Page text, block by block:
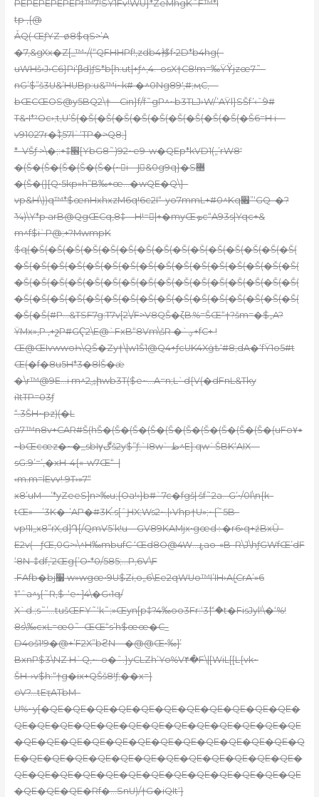
PEPEPEPEPEPf™7!SY1Fv!WU}*ZeMhgK˜F™*l
tp ‚{@
ǠQ( ŒƒYZ-ø8$qS>’A
�7,&gXx�Z[_™•/(“QFHHPf!‚zdb4袳f•2D*b4hg(–
uWHš‹J›C6}Pi‘βd)ƒS*b[h:ut|+ƒ^‚4.–osX†C8!m=‰ŸΫjzœ7˜–
nG’$”š3U&’HUBp:u&™i~k# �^0Ng89′,#;ӎC,—
bŒCŒOS@y5BQ2\†—Cin}f/f˜gP^~b3TLJ›W/’AŸl}SŠf’‹ˆۡ9#
T&•I*ˀOc›;t‚U’Š(�Š(�Š(�Š(�Š(�Š(�Š(�Š(�Š(�Š(�Š6=H i—
v91027r�ۢ‡֥57l`‘TP�>Q8;]
*–VŠƒ >\�;:+‡׮[YbG8˜)92~e9-w�QEp*kVD1(„’rW8′
�(Š�(Š�(Š�(Š�(Š�(~i—Jُ&0g9q}�S޺
�(Š�(}[Q•5kp»h”B‰+œ…�wQE�Q\}–
vp&H\))q™*$œnHxhxzM6q!6c2I“-yo7mmL+#0^Kq׏”‘GQ–�?
¾)\Y*p arB@QgŒCq‚8‡—H!=󐽨|+�myŒܤc“A93s|Yqc+&
m^f$i`P@;+?MwmpK
$qִ(�Š(�Š(�Š(�Š(�Š(�Š(�Š(�Š(�Š(�Š(�Š(�Š(�Š(�Š(�Š(
�Š(�Š(�Š(�Š(�Š(�Š(�Š(�Š(�Š(�Š(�Š(�Š(�Š(�Š(�Š(�Š(
�Š(�Š(�Š(�Š(�Š(�Š(�Š(�Š(�Š(�Š(�Š(�Š(�Š(�Š(�Š(�Š(
�Š(�Š(�Š(�Š(�Š(�Š(�Š(�Š(�Š(�Š(�Š(�Š(�Š(�Š(�Š(�Š(
�Š(�Š(#P…&TSF7g:T7v[2\/F>V8QŠ�ζB.%=ŠŒ“†?šm=�$„A?
ŸMx»‚P ‚+շP#GҀ2\E@`FxB“8Vm\šR �`ؠ+fC+ !
Œ@ŒIvwwoҺ\QŠ�Zy†\|w1Š1@Q4+ƒcUK4Xģѣ‘#8;dA�‘fŸ1o5#t
Œ(�f�8u5H*3�8lŠ�ǽ
�\r™@9E…i m^2ۺիwb3T($e~…A=n;L`d{V(�dFnL&Tky
i1tTP=03ƒ
“.3ŠH~pz)(�L
a7™n8v+CAR#Š(hŠ�(Š�(Š�(Š�(Š�(Š�(Š�(Š�(Š�(Š�(uFo٭۷
~bŒcœz�~�_
sbIγڰš2y$”ƒ;`I8w` ظ^E]:qw`ŠBK‘AIX—
sG:9’=’‚�xН-4{«-w7Œ“–|
‹m.m=lEvv! 9T›»7“
x8’uM—’*yZeeS]n>‰u;{Oa!‹}b#`7c�fgš| šf˜2a.–G’•/0l\n{k–
tŒ»—’3K�-’AP�#3K֡.s[ˆԨX;Ws2~.|›Vhp†U»;~{֝˜5B–
vp!1I„x8”rX‚d]Դ[/QmV5’k!u—GV89KAMjx•gœd܀�r6›q+źBxŨ–
E2v(–-ƒŒ‚0G>›\^H‰mbufC ‘Œd8O@4W…ɻ,ao-«B–R\J\hƒGWfŒ’dF
‘8N-‡df‚’2Œg{’O•*0/585;…P‚6V\F
.FAfb�bj׷ w»wgœ•9U$Zi,o„6\Ee2qWUo™I’IH›Aܷ(CrA’»6
1“ˆa^ݹ{˜R‚$-‘e~]4\�G‹1q/
X`d.;s˜’…tušŒFY˜‘k˜;»Œyn[p‡?4‰oo3Fr:‘3ޭ|-�t�FisJyl!\�‘%!
8s\‰cxL=œ0˜–ŒŒ“s’h$œœ�C_
D4oš1!9�@+’F2X”bϩN—�@@Œ•‰]’
BxnP$3\NZ H`Q‚~–o�ˆ.}yCLZh’Yo%V۴�F\|[WiL[[L{vk~
ŠH-›v$h:“†g�ix+QŠš8!ƒ;��x=}
oV?…tEҭATbM–
U%~y[�QE�QE�QE�QE�QE�QE�QE�QE�QE�QE�QE�
QE�QE�QE�QE�QE�QE�QE�QE�QE�QE�QE�QE�QE
�QE�QE�QE�QE�QE�QE�QE�QE�QE�QE�QE�QE�Q
E�QE�QE�QE�QE�QE�QE�QE�QE�QE�QE�QE�QE�
QE�QE�QE�QE�QE�QE�QE�QE�QE�QE�QE�QE�QE
�QE�QE�QE�Rf�…SnU)/†G�iQIt‘}